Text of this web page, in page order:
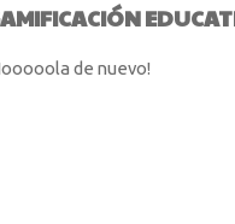
de nuevo!